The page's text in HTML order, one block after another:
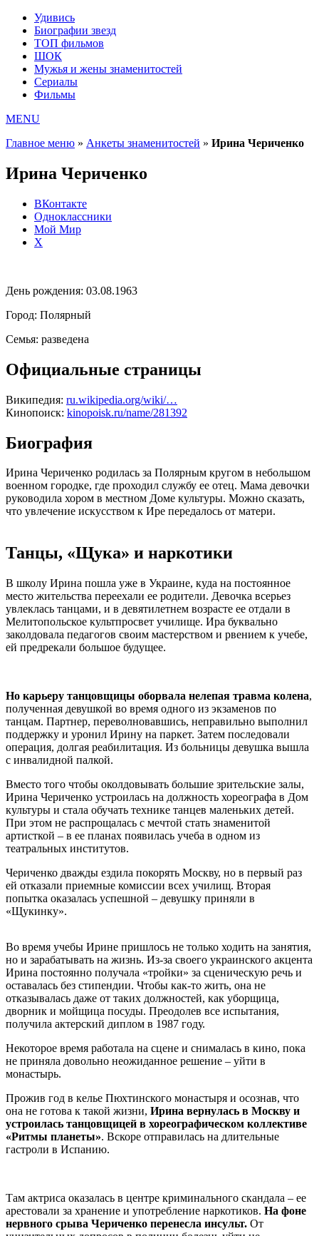
Удивись
Биографии звезд
ТОП фильмов
ШОК
Мужья и жены знаменитостей
Сериалы
Фильмы
MENU
Главное меню » Анкеты знаменитостей » Ирина Чериченко
Ирина Чериченко
ВКонтакте
Одноклассники
Мой Мир
X
День рождения: 03.08.1963
Город: Полярный
Семья: разведена
Официальные страницы
Википедия: ru.wikipedia.org/wiki/…
Кинопоиск: kinopoisk.ru/name/281392
Биография
Ирина Чериченко родилась за Полярным кругом в небольшом
военном городке, где проходил службу ее отец. Мама девочки
руководила хором в местном Доме культуры. Можно сказать,
что увлечение искусством к Ире передалось от матери.
Танцы, «Щука» и наркотики
В школу Ирина пошла уже в Украине, куда на постоянное
место жительства переехали ее родители. Девочка всерьез
увлеклась танцами, и в девятилетнем возрасте ее отдали в
Мелитопольское культпросвет училище. Ира буквально
заколдовала педагогов своим мастерством и рвением к учебе,
ей предрекали большое будущее.
Но карьеру танцовщицы оборвала нелепая травма колена,
полученная девушкой во время одного из экзаменов по
танцам. Партнер, переволновавшись, неправильно выполнил
поддержку и уронил Ирину на паркет. Затем последовали
операция, долгая реабилитация. Из больницы девушка вышла
с инвалидной палкой.
Вместо того чтобы околдовывать большие зрительские залы,
Ирина Чериченко устроилась на должность хореографа в Дом
культуры и стала обучать технике танцев маленьких детей.
При этом не распрощалась с мечтой стать знаменитой
артисткой – в ее планах появилась учеба в одном из
театральных институтов.
Чериченко дважды ездила покорять Москву, но в первый раз
ей отказали приемные комиссии всех училищ. Вторая
попытка оказалась успешной – девушку приняли в
«Щукинку».
Во время учебы Ирине пришлось не только ходить на занятия,
но и зарабатывать на жизнь. Из-за своего украинского акцента
Ирина постоянно получала «тройки» за сценическую речь и
оставалась без стипендии. Чтобы как-то жить, она не
отказывалась даже от таких должностей, как уборщица,
дворник и мойщица посуды. Преодолев все испытания,
получила актерский диплом в 1987 году.
Некоторое время работала на сцене и снималась в кино, пока
не приняла довольно неожиданное решение – уйти в
монастырь.
Прожив год в келье Пюхтинского монастыря и осознав, что
она не готова к такой жизни, Ирина вернулась в Москву и
устроилась танцовщицей в хореографическом коллективе
«Ритмы планеты». Вскоре отправилась на длительные
гастроли в Испанию.
Там актриса оказалась в центре криминального скандала – ее
арестовали за хранение и употребление наркотиков. На фоне
нервного срыва Чериченко перенесла инсульт. От